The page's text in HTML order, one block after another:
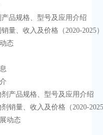
物剂产品规格、型号及应用介绍
物剂销量、收入及价格（2020-2025
动态
生物剂产品规格、型号及应用介绍
生物剂销量、收入及价格（2020-
展动态